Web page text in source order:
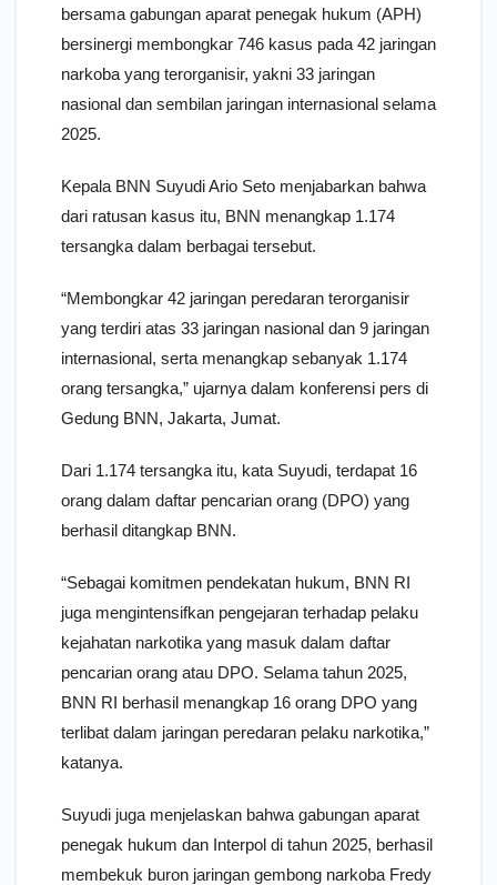
bersama gabungan aparat penegak hukum (APH)
bersinergi membongkar 746 kasus pada 42 jaringan
narkoba yang terorganisir, yakni 33 jaringan
nasional dan sembilan jaringan internasional selama
2025.
Kepala BNN Suyudi Ario Seto menjabarkan bahwa
dari ratusan kasus itu, BNN menangkap 1.174
tersangka dalam berbagai tersebut.
“Membongkar 42 jaringan peredaran terorganisir
yang terdiri atas 33 jaringan nasional dan 9 jaringan
internasional, serta menangkap sebanyak 1.174
orang tersangka,” ujarnya dalam konferensi pers di
Gedung BNN, Jakarta, Jumat.
Dari 1.174 tersangka itu, kata Suyudi, terdapat 16
orang dalam daftar pencarian orang (DPO) yang
berhasil ditangkap BNN.
“Sebagai komitmen pendekatan hukum, BNN RI
juga mengintensifkan pengejaran terhadap pelaku
kejahatan narkotika yang masuk dalam daftar
pencarian orang atau DPO. Selama tahun 2025,
BNN RI berhasil menangkap 16 orang DPO yang
terlibat dalam jaringan peredaran pelaku narkotika,”
katanya.
Suyudi juga menjelaskan bahwa gabungan aparat
penegak hukum dan Interpol di tahun 2025, berhasil
membekuk buron jaringan gembong narkoba Fredy